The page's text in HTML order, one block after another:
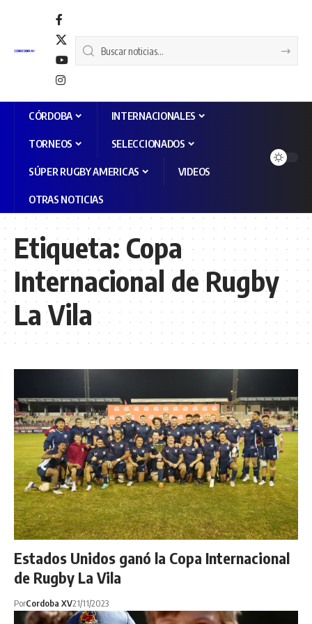
CÓRDOBA INTERNACIONALES
TORNEOS SELECCIONADOS
SÚPER RUGBY AMERICAS VIDEOS
OTRAS NOTICIAS
Etiqueta:Copa
Internacional de Rugby
La Vila
Estados Unidos ganó la Copa Internacional
de Rugby La Vila
PorCordoba XV21/11/2023